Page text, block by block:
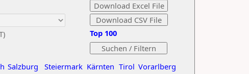
Salzburg Steiermark Kärnten Tirol Vorarlberg
Top 100